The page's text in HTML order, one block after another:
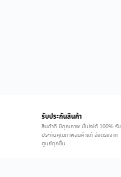
รับประกันสินค้า
สินค้าดี มีคุณภาพ มั่นใจได้ 100% รับ
ประกันคุณภาพสินค้าแท้ ส่งตรงจาก
ศูนย์ทุกชิ้น